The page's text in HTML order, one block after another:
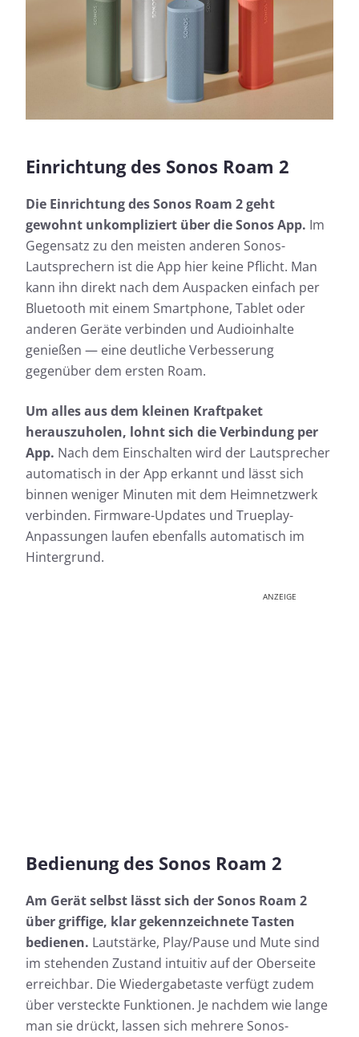
Einrichtung des Sonos Roam 2
Die Einrichtung des Sonos Roam 2 geht
gewohnt unkompliziert über die Sonos App. Im
Gegensatz zu den meisten anderen Sonos-
Lautsprechern ist die App hier keine Pflicht. Man
kann ihn direkt nach dem Auspacken einfach per
Bluetooth mit einem Smartphone, Tablet oder
anderen Geräte verbinden und Audioinhalte
genießen — eine deutliche Verbesserung
gegenüber dem ersten Roam.
Um alles aus dem kleinen Kraftpaket
herauszuholen, lohnt sich die Verbindung per
App. Nach dem Einschalten wird der Lautsprecher
automatisch in der App erkannt und lässt sich
binnen weniger Minuten mit dem Heimnetzwerk
verbinden. Firmware-Updates und Trueplay-
Anpassungen laufen ebenfalls automatisch im
Hintergrund.
ANZEIGE
Bedienung des Sonos Roam 2
Am Gerät selbst lässt sich der Sonos Roam 2
über griffige, klar gekennzeichnete Tasten
bedienen. Lautstärke, Play/Pause und Mute sind
im stehenden Zustand intuitiv auf der Oberseite
erreichbar. Die Wiedergabetaste verfügt zudem
über versteckte Funktionen. Je nachdem wie lange
man sie drückt, lassen sich mehrere Sonos-